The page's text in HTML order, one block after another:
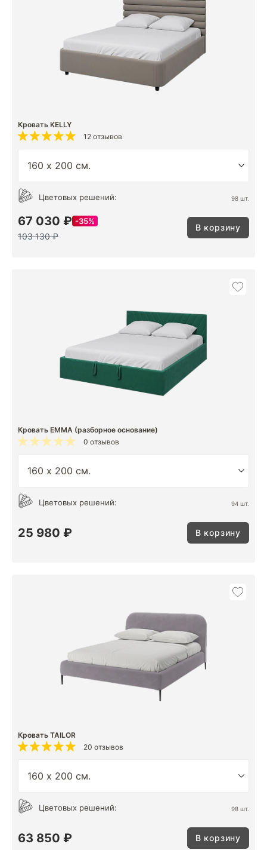
Кровать KELLY
12 отзывов
Цветовых решений: 98 шт.
67 030 ₽ 35%
103 130 ₽
В корзину
Кровать EMMA (разборное основание)
0 отзывов
Цветовых решений: 94 шт.
25 980 ₽ В корзину
Кровать TAILOR
20 отзывов
Цветовых решений: 98 шт.
63 850 ₽ В корзину